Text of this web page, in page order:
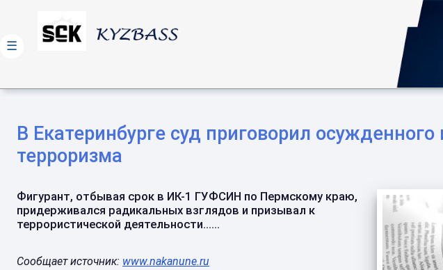
В Екатеринбурге суд приговорил
терроризма
Фигурант, отбывая срок в ИК-1 ГУФСИН по Пермскому краю,
придерживался радикальных взглядов и призывал к
террористической деятельности......
Сообщает источник: www.nakanune.ru
☰